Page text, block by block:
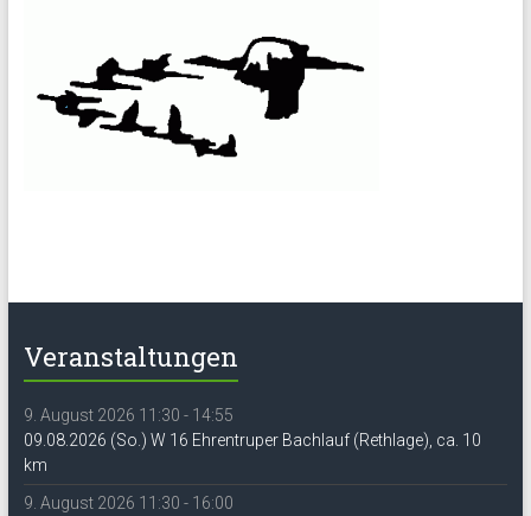
Veranstaltungen
9. August 2026 11:30 - 14:55
09.08.2026 (So.) W 16 Ehrentruper Bachlauf (Rethlage), ca. 10
km
9. August 2026 11:30 - 16:00